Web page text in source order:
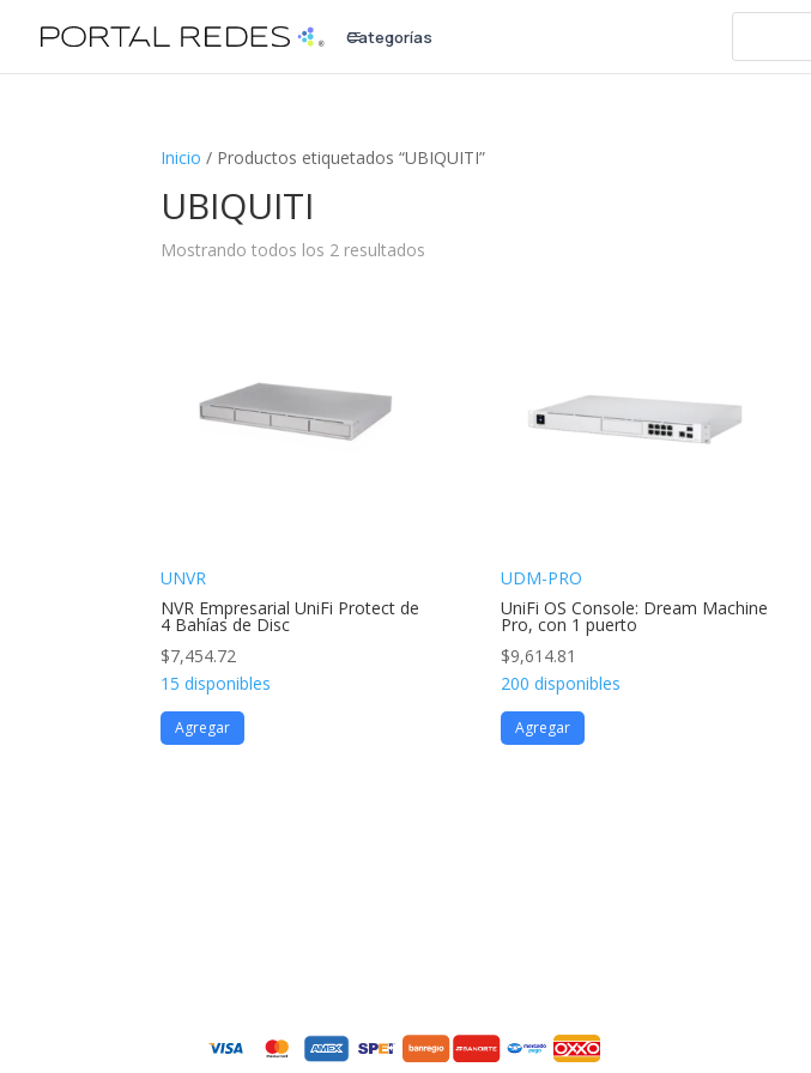
a
Categorías
Inicio / Productos etiquetados “UBIQUITI”
UBIQUITI
Mostrando todos los 2 resultados
UNVR
NVR Empresarial UniFi Protect de
4 Bahías de Disc
$7,454.72
15 disponibles
Agregar
UDM-PRO
UniFi OS Console: Dream Machine
Pro, con 1 puerto
$9,614.81
200 disponibles
Agregar